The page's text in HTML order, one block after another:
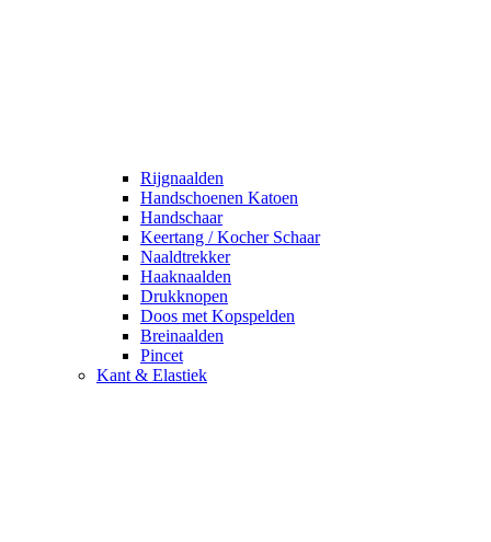
Rijgnaalden
Handschoenen Katoen
Handschaar
Keertang / Kocher Schaar
Naaldtrekker
Haaknaalden
Drukknopen
Doos met Kopspelden
Breinaalden
Pincet
Kant & Elastiek